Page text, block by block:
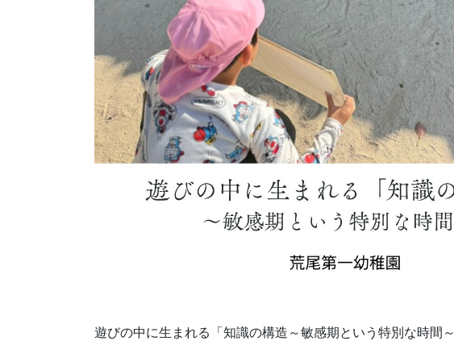
遊びの中に生まれる「知識の構造～敏感期という特別な時間～